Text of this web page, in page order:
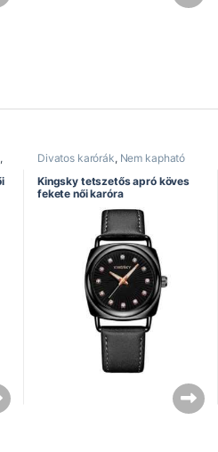
,
Divatos karórák, Nem kapható
Kingsky tetszetős apró köves
fekete női karóra